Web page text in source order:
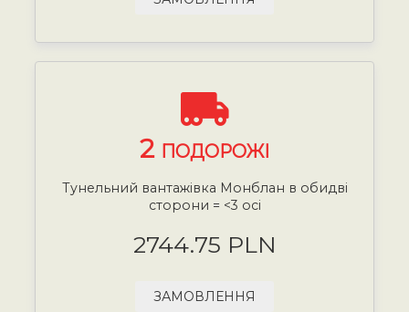
2 ПОДОРОЖІ
Тунельний вантажівка Монблан в обидві
сторони = <3 осі
2744.75 PLN
ЗАМОВЛЕННЯ